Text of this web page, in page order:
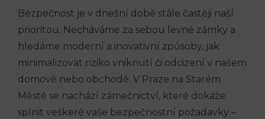
Bezpečnost je v dnešní době stále častěji naší
prioritou. Necháváme za sebou levné zámky a
hledáme moderní a inovativní způsoby, jak
minimalizovat riziko vniknutí či odcizení v našem
domově nebo obchodě. V Praze na Starém
Městě se nachází zámečnictví, které dokáže
splnit veškeré vaše bezpečnostní požadavky –